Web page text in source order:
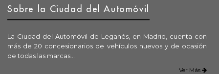
Sobre la Ciudad del Automóvil
La Ciudad del Automóvil de Leganés, en Madrid, cuenta con
más de 20 concesionarios de vehículos nuevos y de ocasión
de todas las marcas...
Ver Más